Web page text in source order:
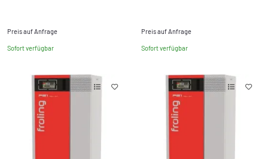
Preis auf Anfrage
Sofort verfügbar
Preis auf Anfrage
Sofort verfügbar